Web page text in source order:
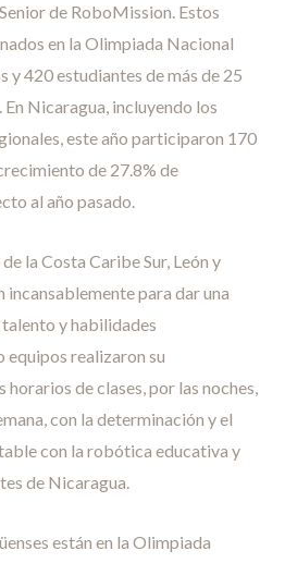
de RoboMission. Estos
en la Olimpiada Nacional
y 420 estudiantes de más de 25
Nicaragua, incluyendo los
este año participaron 170
de 27.8% de
al año pasado.
la Costa Caribe Sur, León y
incansablemente para dar una
y habilidades
equipos realizaron su
horarios de clases, por las noches,
con la determinación y el
con la robótica educativa y
de Nicaragua.
están en la Olimpiada